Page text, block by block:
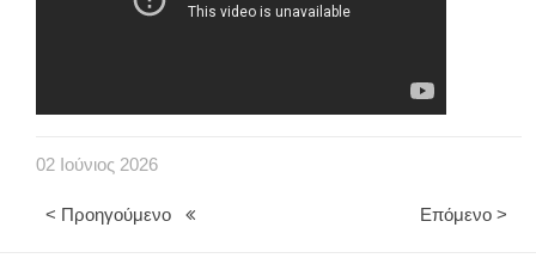
02 Ιούνιος 2026
< Προηγούμενο Επόμενο >